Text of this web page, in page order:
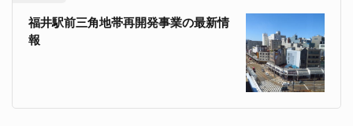
福井駅前三角地帯再開発事業の最新情
報